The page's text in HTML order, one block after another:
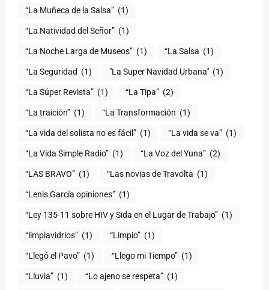
“La Muñeca de la Salsa” (1)
“La Natividad del Señor” (1)
“La Noche Larga de Museos” (1) “La Salsa (1)
“La Seguridad (1) "La Super Navidad Urbana'' (1)
“La Súper Revista” (1) “La Tipa” (2)
“La traición” (1) “La Transformación (1)
“La vida del solista no es fácil” (1) “La vida se va” (1)
“La Vida Simple Radio” (1) “La Voz del Yuna” (2)
“LAS BRAVO” (1) “Las novias de Travolta (1)
“Lenis García opiniones” (1)
“Ley 135-11 sobre HIV y Sida en el Lugar de Trabajo” (1)
“limpiavidrios” (1) “Limpio” (1)
“Llegó el Pavo” (1) “Llego mi Tiempo” (1)
“Lluvia” (1) “Lo ajeno se respeta” (1)